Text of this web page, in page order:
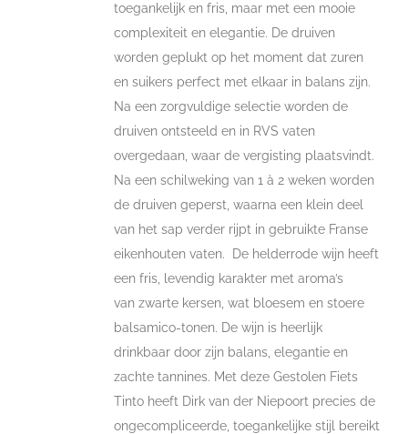
toegankelijk en fris, maar met een mooie
complexiteit en elegantie. De druiven
worden geplukt op het moment dat zuren
en suikers perfect met elkaar in balans zijn.
Na een zorgvuldige selectie worden de
druiven ontsteeld en in RVS vaten
overgedaan, waar de vergisting plaatsvindt.
Na een schilweking van 1 à 2 weken worden
de druiven geperst, waarna een klein deel
van het sap verder rijpt in gebruikte Franse
eikenhouten vaten. De helderrode wijn heeft
een fris, levendig karakter met aroma’s
van zwarte kersen, wat bloesem en stoere
balsamico-tonen. De wijn is heerlijk
drinkbaar door zijn balans, elegantie en
zachte tannines. Met deze Gestolen Fiets
Tinto heeft Dirk van der Niepoort precies de
ongecompliceerde, toegankelijke stijl bereikt